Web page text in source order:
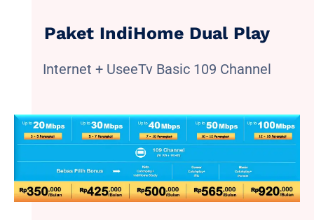
Paket IndiHome Dual Play
Internet + UseeTv Basic 109 Channel